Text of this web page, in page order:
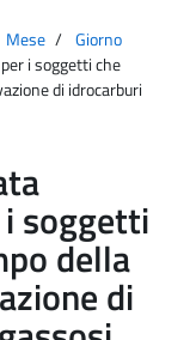
Mese
Giorno
i soggetti che
di idrocarburi
soggetti
della
di